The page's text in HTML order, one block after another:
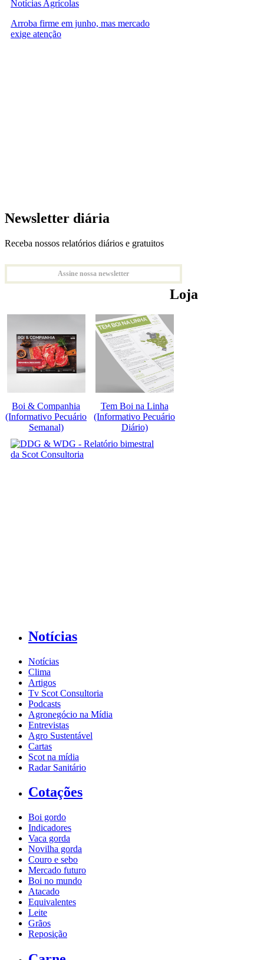
Notícias Agrícolas
Arroba firme em junho, mas mercado
exige atenção
Newsletter diária
Receba nossos relatórios diários e gratuitos
Assine nossa newsletter
Loja
Boi & Companhia
(Informativo Pecuário
Semanal)
Tem Boi na Linha
(Informativo Pecuário
Diário)
Notícias
Notícias
Clima
Artigos
Tv Scot Consultoria
Podcasts
Agronegócio na Mídia
Entrevistas
Agro Sustentável
Cartas
Scot na mídia
Radar Sanitário
Cotações
Boi gordo
Indicadores
Vaca gorda
Novilha gorda
Couro e sebo
Mercado futuro
Boi no mundo
Atacado
Equivalentes
Leite
Grãos
Reposição